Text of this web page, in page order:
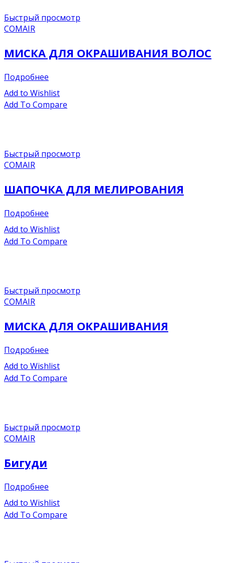
Быстрый просмотр
COMAIR
МИСКА ДЛЯ ОКРАШИВАНИЯ ВОЛОС
Подробнее
Add to Wishlist
Add To Compare
Быстрый просмотр
COMAIR
ШАПОЧКА ДЛЯ МЕЛИРОВАНИЯ
Подробнее
Add to Wishlist
Add To Compare
Быстрый просмотр
COMAIR
МИСКА ДЛЯ ОКРАШИВАНИЯ
Подробнее
Add to Wishlist
Add To Compare
Быстрый просмотр
COMAIR
Бигуди
Подробнее
Add to Wishlist
Add To Compare